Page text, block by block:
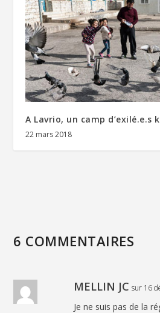
A Lavrio, un camp d’exilé.e.s
22 mars 2018
6 COMMENTAIRES
MELLIN JC sur 16
Je ne suis pas de la